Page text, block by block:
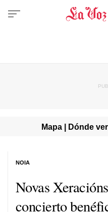
Mapa | Dónde
Novas
concierto
NOIA